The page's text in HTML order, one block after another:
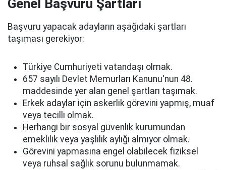
Genel Başvuru Şartları
Başvuru yapacak adayların aşağıdaki şartları
taşıması gerekiyor:
Türkiye Cumhuriyeti vatandaşı olmak.
657 sayılı Devlet Memurları Kanunu'nun 48.
maddesinde yer alan genel şartları taşımak.
Erkek adaylar için askerlik görevini yapmış, muaf
veya tecilli olmak.
Herhangi bir sosyal güvenlik kurumundan
emeklilik veya yaşlılık aylığı almıyor olmak.
Görevini yapmasına engel olabilecek fiziksel
veya ruhsal sağlık sorunu bulunmamak.